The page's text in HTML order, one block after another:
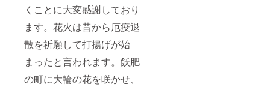
くことに大変感謝しており
ます。花火は昔から厄疫退
散を祈願して打揚げが始
まったと言われます。飫肥
の町に大輪の花を咲かせ、